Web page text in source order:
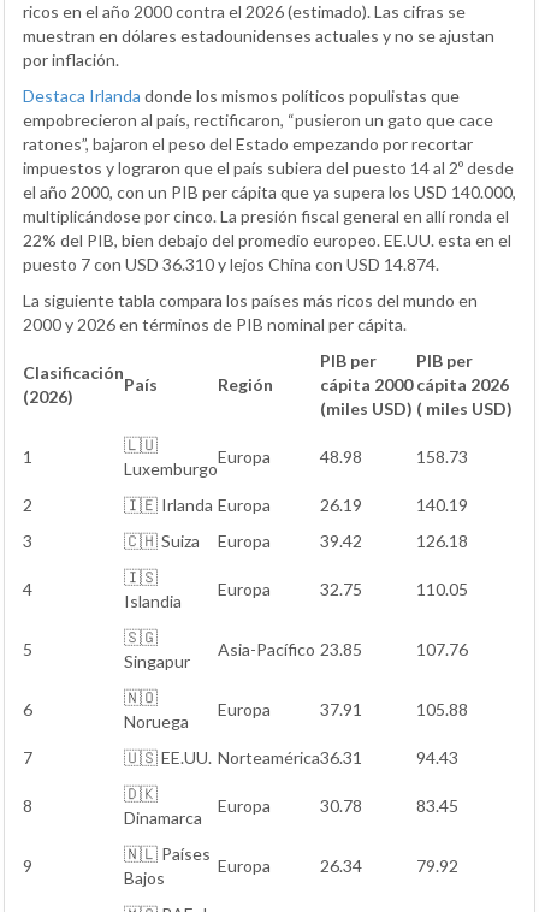
ricos en el año 2000 contra el 2026 (estimado). Las cifras se
muestran en dólares estadounidenses actuales y no se ajustan
por inflación.
Destaca Irlanda donde los mismos políticos populistas que
empobrecieron al país, rectificaron, “pusieron un gato que cace
ratones”, bajaron el peso del Estado empezando por recortar
impuestos y lograron que el país subiera del puesto 14 al 2º desde
el año 2000, con un PIB per cápita que ya supera los USD 140.000,
multiplicándose por cinco. La presión fiscal general en allí ronda el
22% del PIB, bien debajo del promedio europeo. EE.UU. esta en el
puesto 7 con USD 36.310 y lejos China con USD 14.874.
La siguiente tabla compara los países más ricos del mundo en
2000 y 2026 en términos de PIB nominal per cápita.
Clasificación
(2026)
País Región
PIB per
cápita 2000
(miles USD)
PIB per
cápita 2026
( miles USD)
1
🇱🇺
Luxemburgo
Europa 48.98 158.73
2 🇮🇪 Irlanda Europa 26.19
140.19
3
🇨🇭 Suiza Europa 39.42 126.18
4
🇮🇸
Islandia
Europa 32.75 110.05
5
🇸🇬
Singapur
Asia-Pacífico 23.85 107.76
6
🇳🇴
Noruega
Europa 37.91 105.88
7 🇺🇸 EE.UU. Norteamérica36.31 94.43
8
🇩🇰
Dinamarca
Europa 30.78 83.45
9
🇳🇱 Países
Bajos
Europa 26.34 79.92